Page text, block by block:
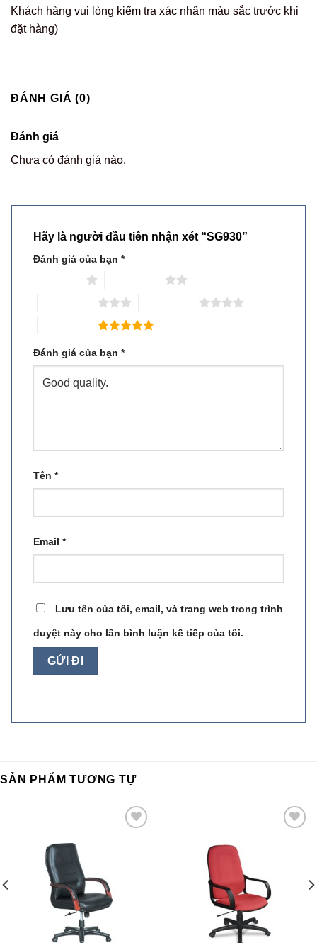
Khách hàng vui lòng kiểm tra xác nhận màu sắc trước khi
đặt hàng)
ĐÁNH GIÁ (0)
Đánh giá
Chưa có đánh giá nào.
Hãy là người đầu tiên nhận xét “SG930”
Đánh giá của bạn *
Đánh giá của bạn *
Tên *
Email *
Lưu tên của tôi, email, và trang web trong trình
duyệt này cho lần bình luận kế tiếp của tôi.
SẢN PHẨM TƯƠNG TỰ